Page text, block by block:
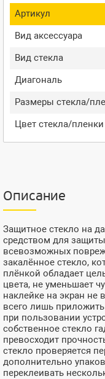
Артикул
Вид аксессуара
Вид стекла
Диагональ
Размеры стекла/
Цвет стекла/пленки
Описание
Защитное стекло на
средством для
всевозможных
закалённое стекло,
плёнкой обладает
цвета, не уменьшает
наклейке на экран не
всего лишь
при пользовании
собственное стекло
превосходит
стекло проверяется
дополнительно
переклеивать